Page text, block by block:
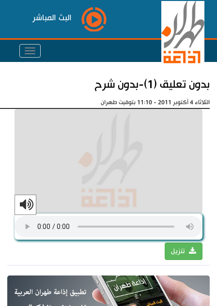
البث المباشر
بدون تعليق (1)-بدون شرح
الثلاثاء 4 أكتوبر 2011 - 11:10 بتوقيت طهران
تنزيل